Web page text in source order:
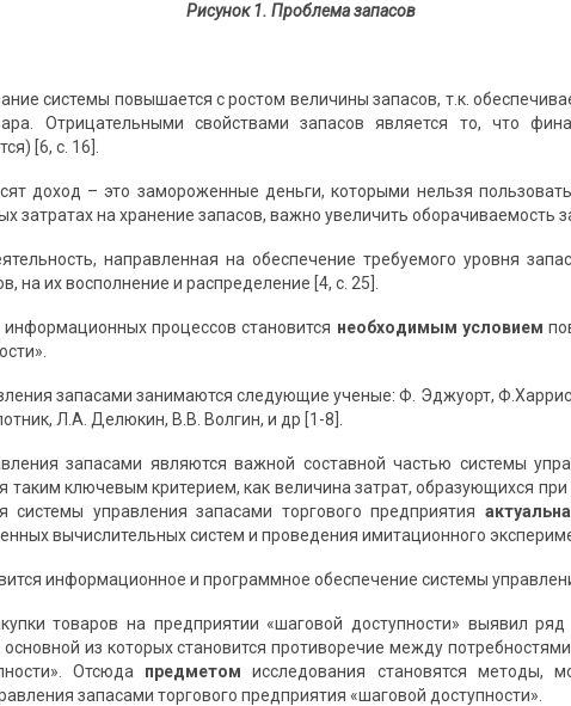
Рисунок 1. Проблема запасов
системы повышается с ростом величины запасов, т.к.
Отрицательными свойствами запасов является то, что
[6, с. 16].
доход – это замороженные деньги, которыми нельзя
на хранение запасов, важно увеличить оборачиваемость
направленная на обеспечение требуемого уровня
на их восполнение и распределение [4, с. 25].
процессов становится необходимым условием
запасами занимаются следующие ученые: Ф. Эджуорт,
Л.А. Делюкин, В.В. Волгин, и др [1-8].
запасами являются важной составной частью системы
таким ключевым критерием, как величина затрат, образующихся
управления запасами торгового предприятия
вычислительных систем и проведения имитационного
информационное и программное обеспечение системы
товаров на предприятии «шаговой доступности» выявил
из которых становится противоречие между
Отсюда предметомисследования становятся методы,
запасами торгового предприятия «шаговой доступности».